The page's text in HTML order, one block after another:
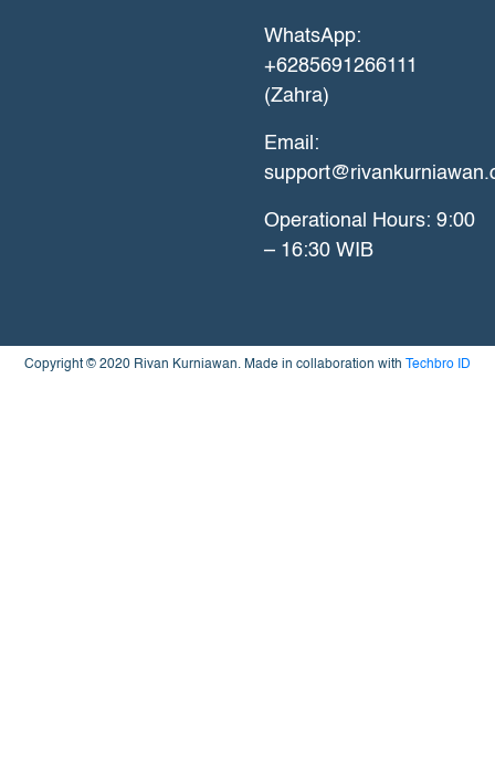
WhatsApp:
+6285691266111
(Zahra)
Email:
Operational Hours: 9:00
– 16:30 WIB
Copyright © 2020 Rivan Kurniawan. Made in collaboration with Techbro ID